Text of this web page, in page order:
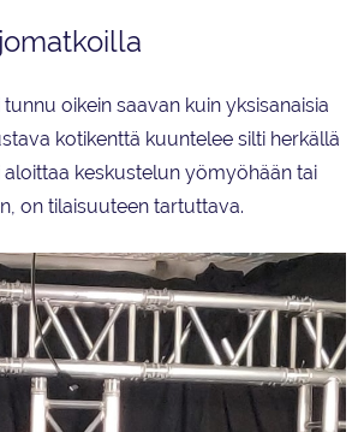
oikein saavan kuin yksisanaisia
kotikenttä kuuntelee silti herkällä
aloittaa keskustelun yömyöhään tai
on tilaisuuteen tartuttava.